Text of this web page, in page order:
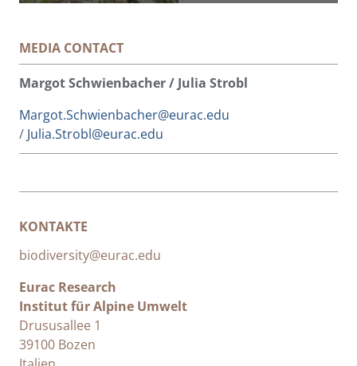
MEDIA CONTACT
Margot Schwienbacher / Julia Strobl
Margot.Schwienbacher@eurac.edu
/ Julia.Strobl@eurac.edu
KONTAKTE
biodiversity@eurac.edu
Eurac Research
Institut für Alpine Umwelt
Drususallee 1
39100 Bozen